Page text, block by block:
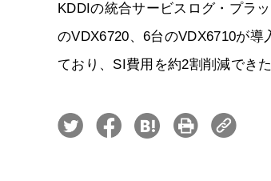
KDDIの統合サービスログ・プラ
のVDX6720、6台のVDX6710が
ており、SI費用を約2割削減できた